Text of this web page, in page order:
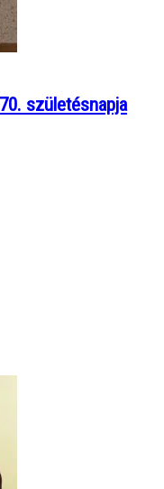
születésnapja